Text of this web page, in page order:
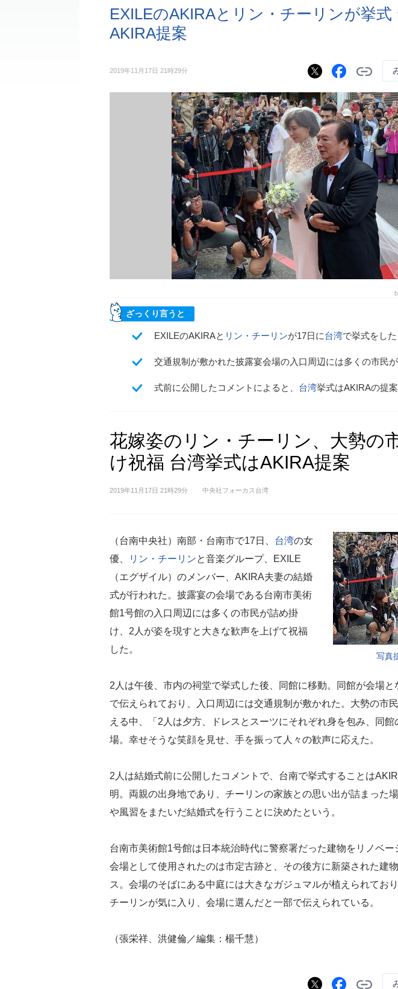
EXILEのAKIRAとリン・チーリンが挙式
AKIRA提案
2019年11月17日 21時29分
ざっくり言うと
EXILEのAKIRAと リン・チーリンが17日に台湾で挙式をした
交通規制が敷かれた披露宴会場の入口周辺には多くの市民
式前に公開したコメントによると、 台湾挙式はAKIRAの提
花嫁姿のリン・チーリン、大勢の
け祝福 台湾挙式はAKIRA提案
2019年11月17日 21時29分 中央社フォーカス台湾
写真
（台南中央社）南部・台南市で17日、 台湾の女
優、
リン・チーリンと音楽グループ、EXILE
（エグザイル）のメンバー、AKIRA夫妻の結婚
式が行われた。披露宴の会場である台南市美術
館1号館の入口周辺には多くの市民が詰め掛
け、2人が姿を現すと大きな歓声を上げて祝福
した。
2人は午後、市内の祠堂で挙式した後、同館に移動。同館が会場と
で伝えられており、入口周辺には交通規制が敷かれた。大勢の市
える中、「2人は夕方、ドレスとスーツにそれぞれ身を包み、同館
場。幸せそうな笑顔を見せ、手を振って人々の歓声に応えた。
2人は結婚式前に公開したコメントで、台南で挙式することは
明。両親の出身地であり、チーリンの家族との思い出が詰まった
や風習をまたいだ結婚式を行うことに決めたという。
台南市美術館1号館は日本統治時代に警察署だった建物をリノベー
会場として使用されたのは市定古跡と、その後方に新築された建
ス。会場のそばにある中庭には大きなガジュマルが植えられてお
チーリンが気に入り、会場に選んだと一部で伝えられている。
（張栄祥、洪健倫／編集：楊千慧）